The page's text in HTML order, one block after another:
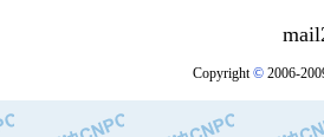
有限公司
Copyright©2006-